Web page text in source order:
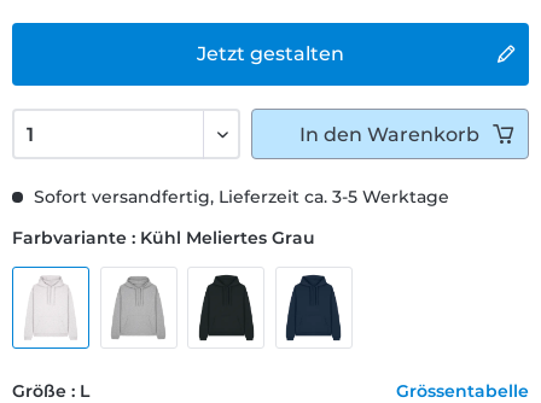
Jetzt gestalten
Sofort versandfertig, Lieferzeit ca. 3-5 Werktage
Farbvariante : Kühl Meliertes Grau
Größe : L Grössentabelle
In den Warenkorb